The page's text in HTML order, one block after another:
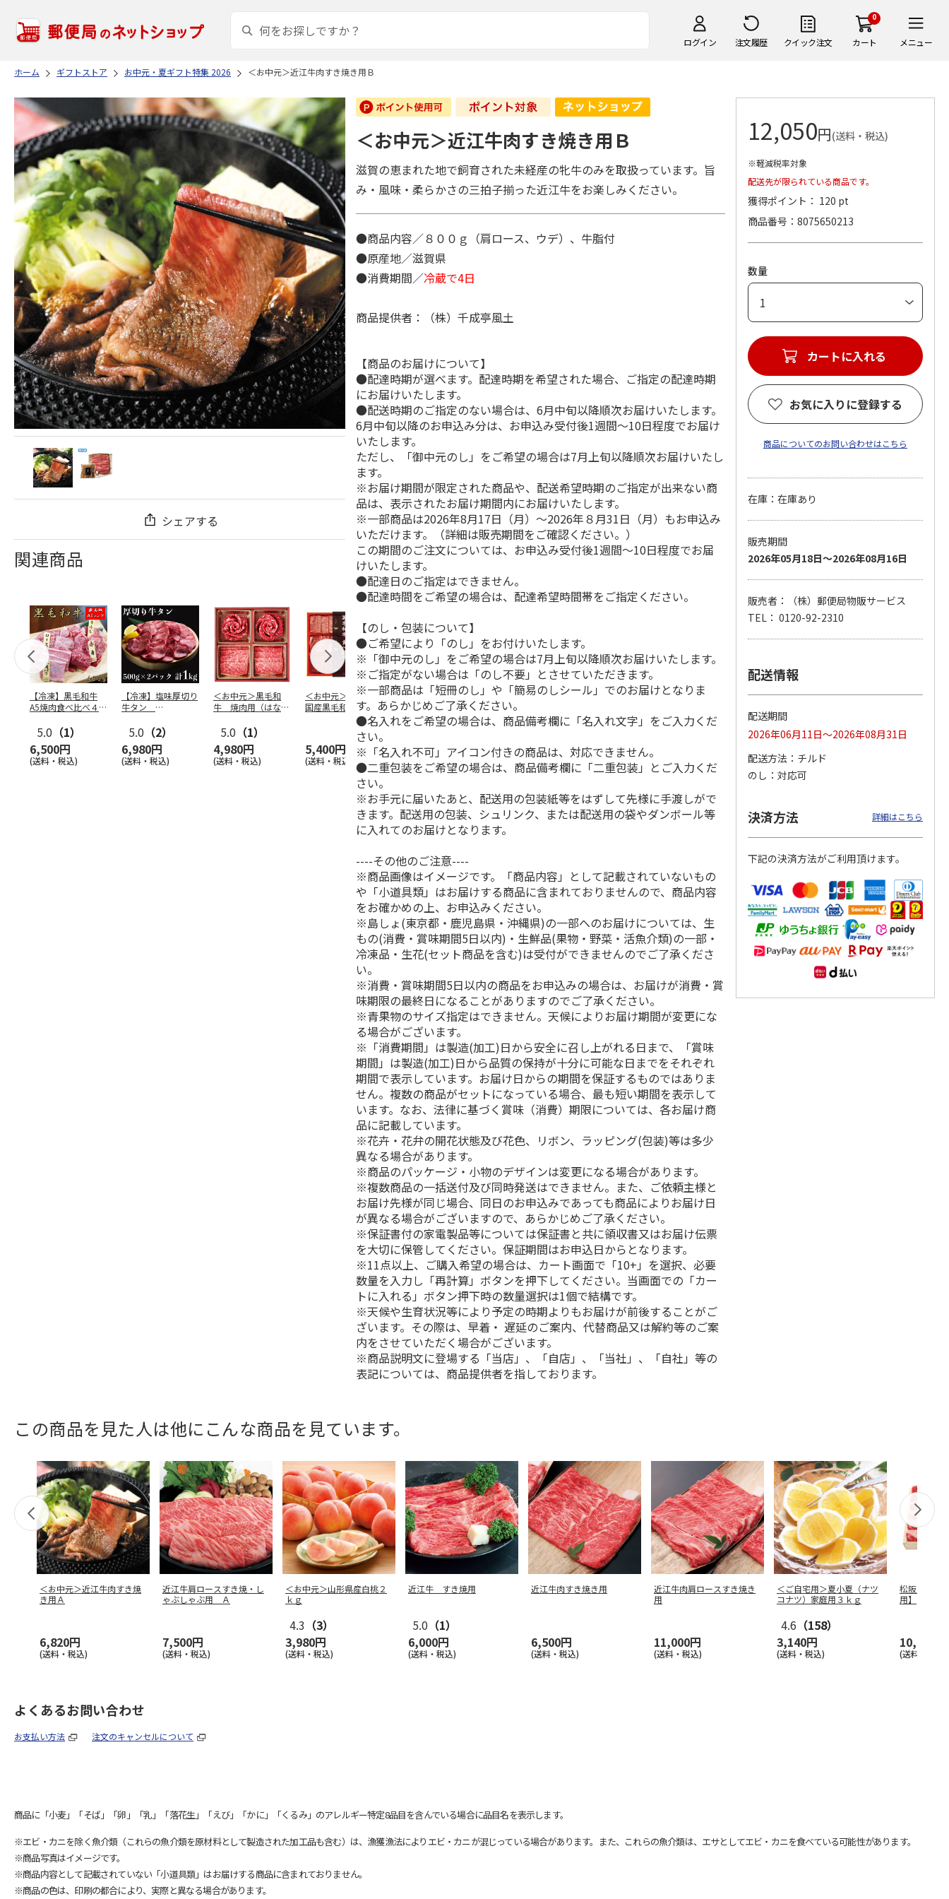
ログイン 注文履歴 クイック注文
0
カート メニュー
ホーム ギフトストア お中元・夏ギフト特集 2026 ＜お中元＞近江牛肉すき焼き用Ｂ
シェアする
関連商品
【冷凍】黒毛和牛
A5焼肉食べ比べ４種
5.0 （1）
6,500円
(送料・税込)
【冷凍】塩味厚切り
牛タン
kg5.0 （2）
6,980円
(送料・税込)
＜お中元＞黒毛和
牛 焼肉用（はなも
5.0 （1）
4,980円
(送料・税込)
＜お中元＞【冷凍】
国産黒毛和牛 焼肉
5,400円
(送料・税込)
＜お中元＞【冷凍】
鹿児島県産黒毛和
牛 カタ肉焼肉用
（４２０…
4,300円
(送料・税込)
＜ご自宅用＞【冷
凍】小分けロースト
ビーフ３２０ｇ
3,680円
(送料・税込)
＜お中元＞【冷凍】
牛 カタ肉焼肉用
（６２０…
5.0（1）
5,800円
(送料・税込)
＜お中元＞【冷凍】
Ｓ－３０）
(送料・税込)
【冷凍】全国各地の
ース
(送料・税込)
仙台名物 柔らか厚
4.7（3）
＜お中元＞近江牛肉すき焼き用Ｂ
滋賀の恵まれた地で飼育された未経産の牝牛のみを取扱っています。旨
み・風味・柔らかさの三拍子揃った近江牛をお楽しみください。
●商品内容／８００ｇ（肩ロース、ウデ）、牛脂付
●原産地／滋賀県
●消費期間／冷蔵で4日
商品提供者：（株）千成亭風土
【商品のお届けについて】
●配達時期が選べます。配達時期を希望された場合、ご指定の配達時期
にお届けいたします。
●配送時期のご指定のない場合は、6月中旬以降順次お届けいたします。
6月中旬以降のお申込み分は、お申込み受付後1週間～10日程度でお届け
いたします。
ただし、「御中元のし」をご希望の場合は7月上旬以降順次お届けいたし
ます。
※お届け期間が限定された商品や、配送希望時期のご指定が出来ない商
品は、表示されたお届け期間内にお届けいたします。
※一部商品は2026年8月17日（月）～2026年８月31日（月）もお申込み
いただけます。（詳細は販売期間をご確認ください。）
この期間のご注文については、お申込み受付後1週間～10日程度でお届
けいたします。
●配達日のご指定はできません。
●配達時間をご希望の場合は、配達希望時間帯をご指定ください。
【のし・包装について】
●ご希望により「のし」をお付けいたします。
※「御中元のし」をご希望の場合は7月上旬以降順次お届けいたします。
※ご指定がない場合は「のし不要」とさせていただきます。
※一部商品は「短冊のし」や「簡易のしシール」でのお届けとなりま
す。あらかじめご了承ください。
●名入れをご希望の場合は、商品備考欄に「名入れ文字」をご入力くだ
さい。
※「名入れ不可」アイコン付きの商品は、対応できません。
●二重包装をご希望の場合は、商品備考欄に「二重包装」とご入力くだ
さい。
※お手元に届いたあと、配送用の包装紙等をはずして先様に手渡しがで
きます。配送用の包装、シュリンク、または配送用の袋やダンボール等
に入れてのお届けとなります。
----その他のご注意----
※商品画像はイメージです。「商品内容」として記載されていないもの
や「小道具類」はお届けする商品に含まれておりませんので、商品内容
をお確かめの上、お申込みください。
※島しょ(東京都・鹿児島県・沖縄県)の一部へのお届けについては、生
もの(消費・賞味期間5日以内)・生鮮品(果物・野菜・活魚介類)の一部・
冷凍品・生花(セット商品を含む)は受付ができませんのでご了承くださ
い。
※消費・賞味期間5日以内の商品をお申込みの場合は、お届けが消費・賞
味期限の最終日になることがありますのでご了承ください。
※青果物のサイズ指定はできません。天候によりお届け期間が変更にな
る場合がございます。
※「消費期間」は製造(加工)日から安全に召し上がれる日まで、「賞味
期間」は製造(加工)日から品質の保持が十分に可能な日までをそれぞれ
期間で表示しています。お届け日からの期間を保証するものではありま
せん。複数の商品がセットになっている場合、最も短い期間を表示して
います。なお、法律に基づく賞味（消費）期限については、各お届け商
品に記載しています。
※花卉・花弁の開花状態及び花色、リボン、ラッピング(包装)等は多少
異なる場合があります。
※商品のパッケージ・小物のデザインは変更になる場合があります。
※複数商品の一括送付及び同時発送はできません。また、ご依頼主様と
お届け先様が同じ場合、同日のお申込みであっても商品によりお届け日
が異なる場合がございますので、あらかじめご了承ください。
※保証書付の家電製品等については保証書と共に領収書又はお届け伝票
を大切に保管してください。保証期間はお申込日からとなります。
※11点以上、ご購入希望の場合は、カート画面で「10+」を選択、必要
数量を入力し「再計算」ボタンを押下してください。当画面での「カー
トに入れる」ボタン押下時の数量選択は1個で結構です。
※天候や生育状況等により予定の時期よりもお届けが前後することがご
ざいます。その際は、早着・ 遅延のご案内、代替商品又は解約等のご案
内をさせていただく場合がございます。
※商品説明文に登場する「当店」、「自店」、「当社」、「自社」等の
表記については、商品提供者を指しております。
12,050円(送料・税込)
※軽減税率対象
配送先が限られている商品です。
獲得ポイント： 120 pt
商品番号
8075650213
数量
カートに入れる
お気に入りに登録する
商品についてのお問い合わせはこちら
在庫：在庫あり
販売期間
2026年05月18日～2026年08月16日
販売者：（株）郵便局物販サービス
TEL： 0120-92-2310
配送情報
配送期間
2026年06月11日～2026年08月31日
配送方法
チルド
のし
対応可
決済方法 詳細はこちら
下記の決済方法がご利用頂けます。
この商品を見た人は他にこんな商品を見ています。
＜お中元＞近江牛肉すき焼
き用Ａ
6,820円
(送料・税込)
近江牛肩ロースすき焼・し
ゃぶしゃぶ用 Ａ
7,500円
(送料・税込)
＜お中元＞山形県産白桃２
ｋｇ
4.3 （3）
3,980円
(送料・税込)
近江牛 すき焼用
5.0 （1）
6,000円
(送料・税込)
近江牛肉すき焼き用
6,500円
(送料・税込)
近江牛肉肩ロースすき焼き
用
11,000円
(送料・税込)
＜ご自宅用＞夏小夏（ナツ
コナツ）家庭用３ｋｇ
4.6 （158）
3,140円
(送料・税込)
松阪牛 す
用】
10,050円
(送料・税込)
よくあるお問い合わせ
お支払い方法 注文のキャンセルについて
商品に「小麦」「そば」「卵」「乳」「落花生」「えび」「かに」「くるみ」のアレルギー特定8品目を含んでいる場合に品目名を表示します。
※エビ・カニを除く魚介類（これらの魚介類を原材料として製造された加工品も含む）は、漁獲漁法によりエビ・カニが混じっている場合があります。また、これらの魚介類は、エサとしてエビ・カニを食べている可能性があります。
※商品写真はイメージです。
※商品内容として記載されていない「小道具類」はお届けする商品に含まれておりません。
※商品の色は、印刷の都合により、実際と異なる場合があります。